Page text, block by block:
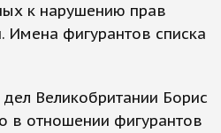
к нарушению прав
Имена фигурантов списка
Великобритании Борис
в отношении фигурантов